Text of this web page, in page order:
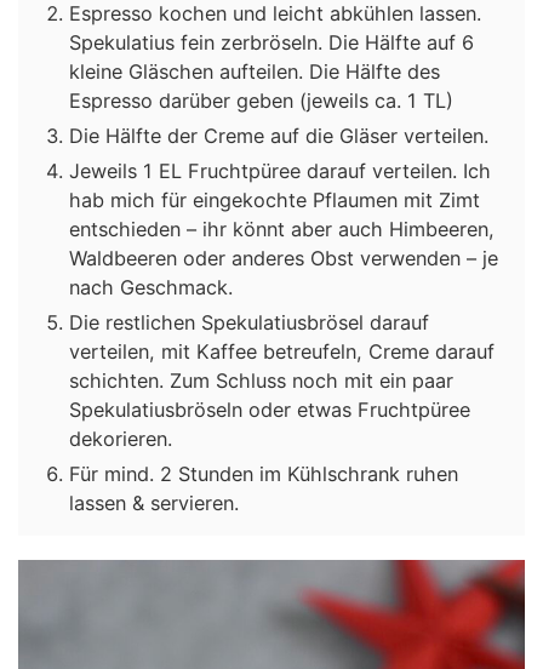
Espresso kochen und leicht abkühlen lassen.
Spekulatius fein zerbröseln. Die Hälfte auf 6
kleine Gläschen aufteilen. Die Hälfte des
Espresso darüber geben (jeweils ca. 1 TL)
Die Hälfte der Creme auf die Gläser verteilen.
Jeweils 1 EL Fruchtpüree darauf verteilen. Ich
hab mich für eingekochte Pflaumen mit Zimt
entschieden – ihr könnt aber auch Himbeeren,
Waldbeeren oder anderes Obst verwenden – je
nach Geschmack.
Die restlichen Spekulatiusbrösel darauf
verteilen, mit Kaffee betreufeln, Creme darauf
schichten. Zum Schluss noch mit ein paar
Spekulatiusbröseln oder etwas Fruchtpüree
dekorieren.
Für mind. 2 Stunden im Kühlschrank ruhen
lassen & servieren.